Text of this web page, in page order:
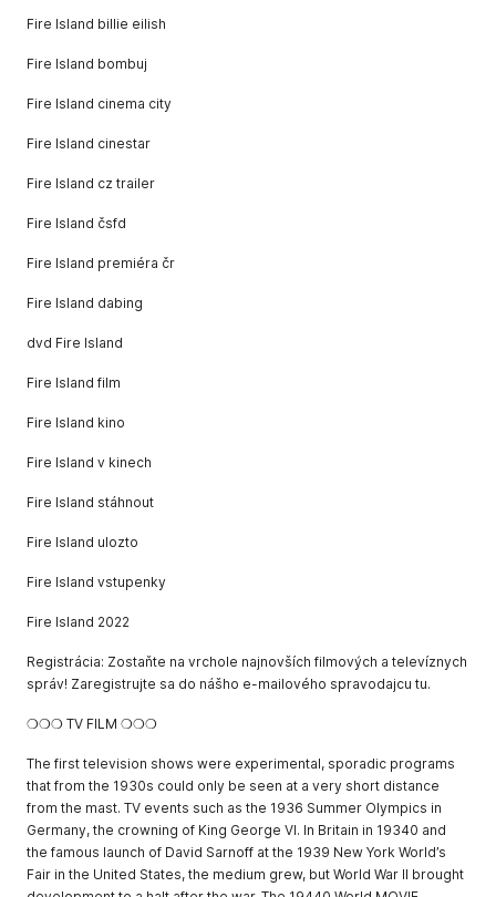
Fire Island billie eilish
Fire Island bombuj
Fire Island cinema city
Fire Island cinestar
Fire Island cz trailer
Fire Island čsfd
Fire Island premiéra čr
Fire Island dabing
dvd Fire Island
Fire Island film
Fire Island kino
Fire Island v kinech
Fire Island stáhnout
Fire Island ulozto
Fire Island vstupenky
Fire Island 2022
Registrácia: Zostaňte na vrchole najnovších filmových a televíznych
správ! Zaregistrujte sa do nášho e-mailového spravodajcu tu.
❍❍❍ TV FILM ❍❍❍
The first television shows were experimental, sporadic programs
that from the 1930s could only be seen at a very short distance
from the mast. TV events such as the 1936 Summer Olympics in
Germany, the crowning of King George VI. In Britain in 19340 and
the famous launch of David Sarnoff at the 1939 New York World’s
Fair in the United States, the medium grew, but World War II brought